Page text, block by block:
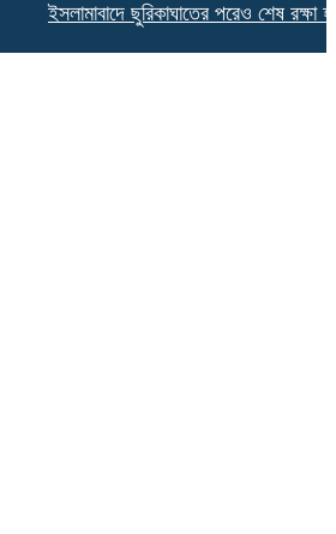
ইসলামাবাদে ছুরিকাঘাতের পরেও শেষ রক্ষা হয়নি